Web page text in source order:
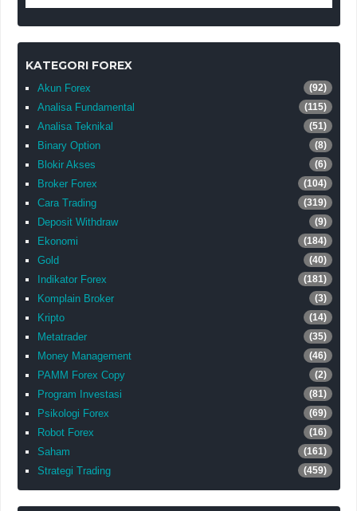
KATEGORI FOREX
Akun Forex (92)
Analisa Fundamental (115)
Analisa Teknikal (51)
Binary Option (8)
Blokir Akses (6)
Broker Forex (104)
Cara Trading (319)
Deposit Withdraw (9)
Ekonomi (184)
Gold (40)
Indikator Forex (181)
Komplain Broker (3)
Kripto (14)
Metatrader (35)
Money Management (46)
PAMM Forex Copy (2)
Program Investasi (81)
Psikologi Forex (69)
Robot Forex (16)
Saham (161)
Strategi Trading (459)